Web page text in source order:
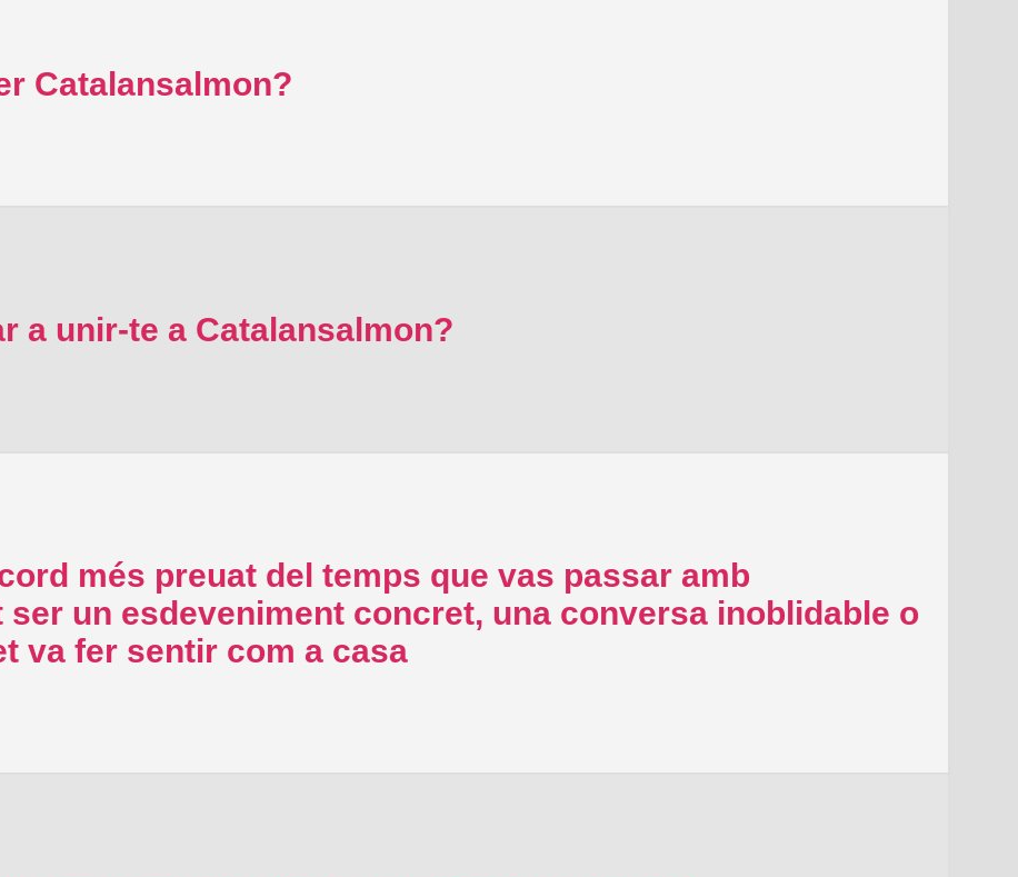
Catalansalmon?
a unir-te a Catalansalmon?
més preuat del temps que vas passar amb
ser un esdeveniment concret, una conversa inoblidable o
va fer sentir com a casa